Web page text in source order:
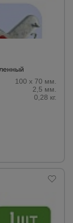
100 х 70 мм.
2,5 мм.
0,28 кг.